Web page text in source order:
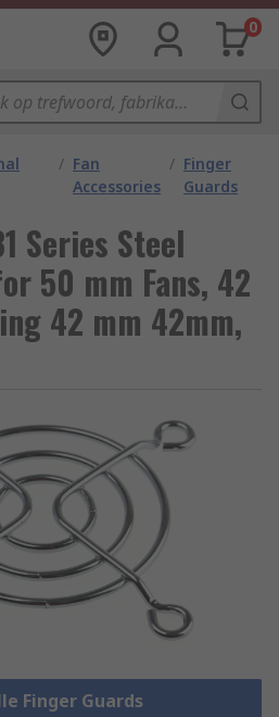
0
/ Fan
Accessories
/ Finger
Guards
Series Steel
50 mm Fans, 42
42 mm 42mm,
Finger Guards